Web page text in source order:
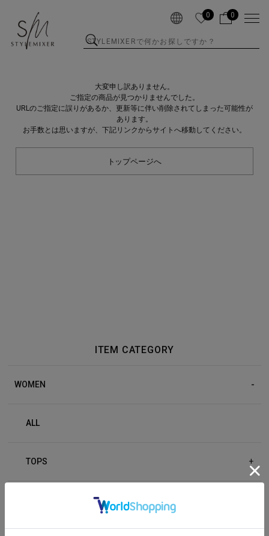
0 0
大変申し訳ありません。
ご指定の商品が見つかりませんでした。
URLのご指定に誤りがあるか、更新等に伴い削除されてしまった可能性が
あります。
お手数とは思いますが、下記リンクからサイトへ移動してください。
トップページへ
ITEM CATEGORY
WOMEN
ALL
TOPS +